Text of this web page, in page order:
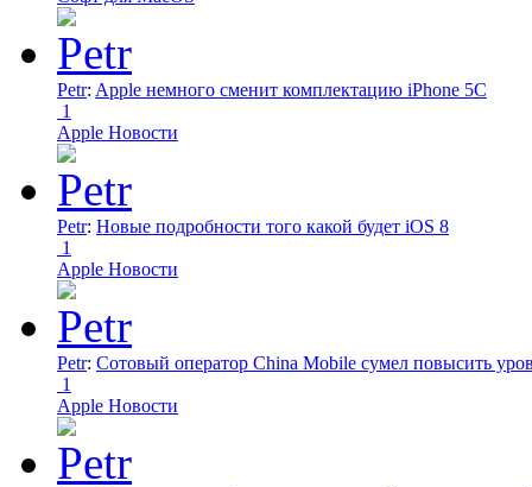
Petr: Apple немного сменит комплектацию iPhone 5C
1
Apple Новости
Petr: Новые подробности того какой будет iOS 8
1
Apple Новости
Petr: Сотовый оператор China Mobile сумел повысить
1
Apple Новости